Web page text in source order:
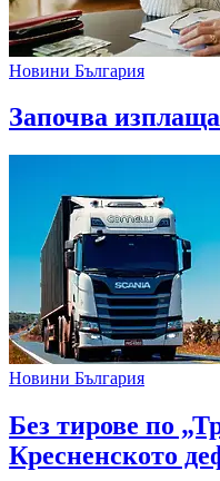
Новини България
Започва
Новини България
Без тирове по
Кресненското